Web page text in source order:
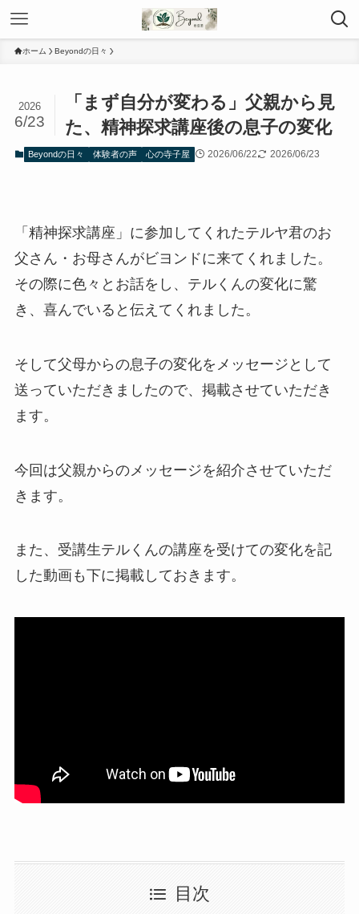
ホーム Beyondの日々
「まず自分が変わる」父親から見
た、精神探求講座後の息子の変化
2026
6/23
Beyondの日々 体験者の声 心の寺子屋 2026/06/22 2026/06/23
「精神探求講座」に参加してくれたテルヤ君のお
父さん・お母さんがビヨンドに来てくれました。
その際に色々とお話をし、テルくんの変化に驚
き、喜んでいると伝えてくれました。
そして父母からの息子の変化をメッセージとして
送っていただきましたので、掲載させていただき
ます。
今回は父親からのメッセージを紹介させていただ
きます。
また、受講生テルくんの講座を受けての変化を記
した動画も下に掲載しておきます。
目次